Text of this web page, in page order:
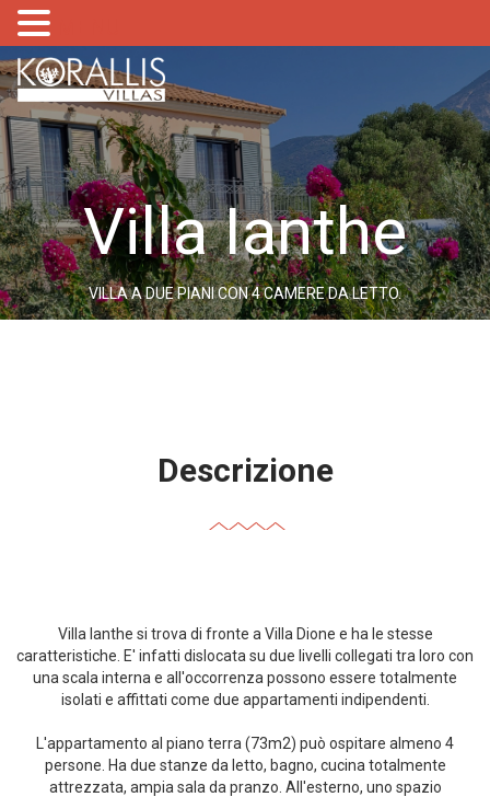
Villa Ianthe
VILLA A DUE PIANI CON 4 CAMERE DA LETTO.
Descrizione
Villa Ianthe si trova di fronte a Villa Dione e ha le stesse
caratteristiche. E' infatti dislocata su due livelli collegati tra loro con
una scala interna e all'occorrenza possono essere totalmente
isolati e affittati come due appartamenti indipendenti.
L'appartamento al piano terra (73m2) può ospitare almeno 4
persone. Ha due stanze da letto, bagno, cucina totalmente
attrezzata, ampia sala da pranzo. All'esterno, uno spazio